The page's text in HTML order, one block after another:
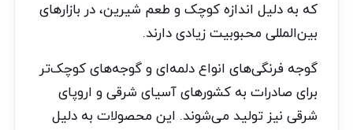
که به دلیل اندازه کوچک و طعم شیرین، در بازارهای
بین‌المللی محبوبیت زیادی دارند.
گوجه فرنگی‌های انواع دلمه‌ای و گوجه‌های کوچک‌تر
برای صادرات به کشورهای آسیای شرقی و اروپای
شرقی نیز تولید می‌شوند. این محصولات به دلیل